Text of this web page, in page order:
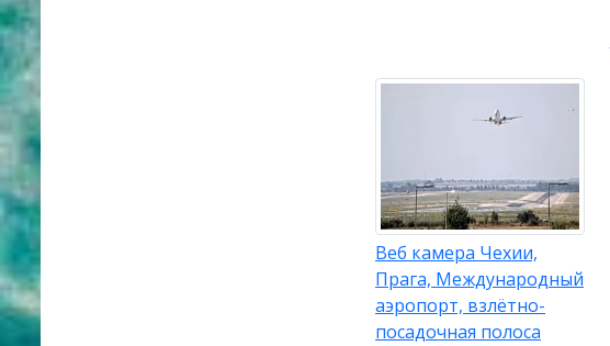
Веб камера Чехии,
Прага, Международный
аэропорт, взлётно-
посадочная полоса